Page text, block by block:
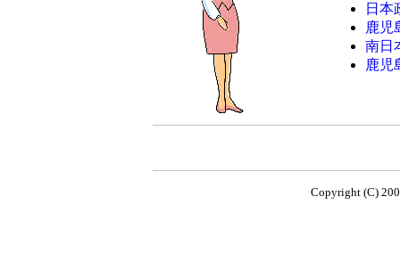
日本
鹿児
南日
鹿児
Copyright (C)